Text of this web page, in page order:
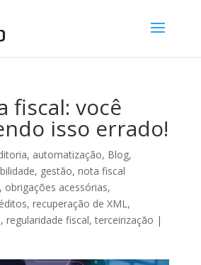
fiscal: você
isso errado!
, automatização, Blog,
, gestão, nota fiscal
, obrigações acessórias,
, recuperação de XML,
, regularidade fiscal,terceirização |